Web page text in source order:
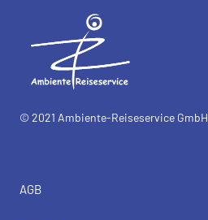
© 2021 Ambiente-Reiseservice GmbH
AGB